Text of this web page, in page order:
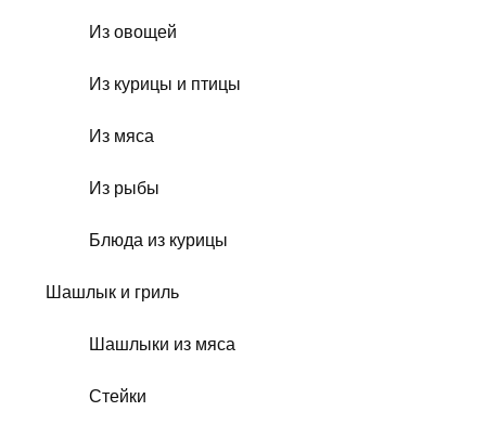
Из овощей
Из курицы и птицы
Из мяса
Из рыбы
Блюда из курицы
Шашлык и гриль
Шашлыки из мяса
Стейки